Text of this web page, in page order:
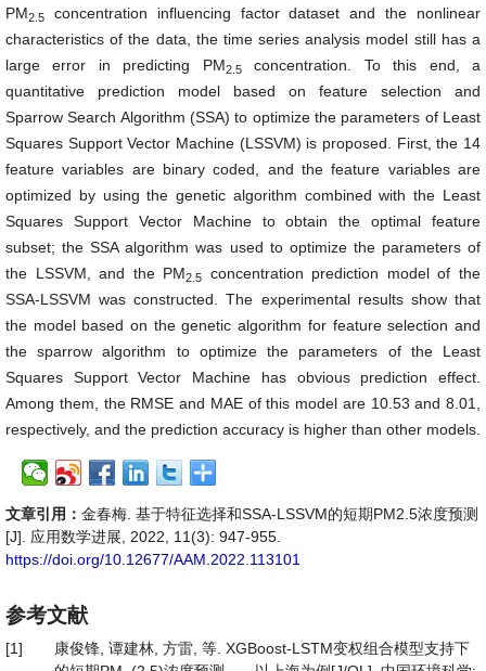
PM2.5
concentration influencing factor dataset and the nonlinear
characteristics of the data, the time series analysis model still has a
large error in predicting PM2.5concentration. To this end, a
quantitative prediction model based on feature selection and
Sparrow Search Algorithm (SSA) to optimize the parameters of Least
Squares Support Vector Machine (LSSVM) is proposed. First, the 14
feature variables are binary coded, and the feature variables are
optimized by using the genetic algorithm combined with the Least
Squares Support Vector Machine to obtain the optimal feature
subset; the SSA algorithm was used to optimize the parameters of
the LSSVM, and the PM2.5
concentration prediction model of the
SSA-LSSVM was constructed. The experimental results show that
the model based on the genetic algorithm for feature selection and
the sparrow algorithm to optimize the parameters of the Least
Squares Support Vector Machine has obvious prediction effect.
Among them, the RMSE and MAE of this model are 10.53 and 8.01,
respectively, and the prediction accuracy is higher than other models.
文章引用： 金春梅. 基于特征选择和SSA-LSSVM的短期PM2.5浓度预测
[J]. 应用数学进展, 2022, 11(3): 947-955.
https://doi.org/10.12677/AAM.2022.113101
参考文献
[1]
康俊锋, 谭建林, 方雷, 等. XGBoost-LSTM变权组合模型支持下